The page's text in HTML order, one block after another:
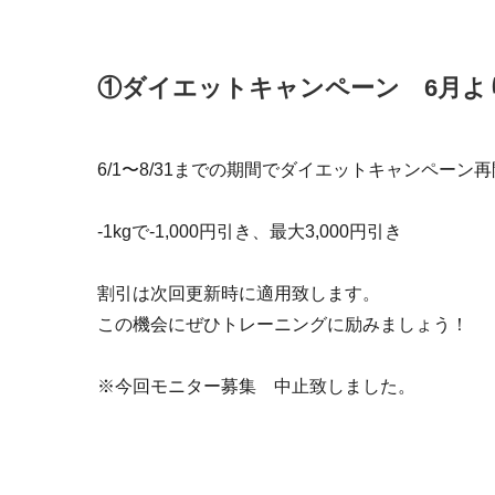
①ダイエットキャンペーン 6月よ
6/1〜8/31までの期間でダイエットキャンペーン再
-1kgで-1,000円引き、最大3,000円引き
割引は次回更新時に適用致します。
この機会にぜひトレーニングに励みましょう！
※今回モニター募集 中止致しました。